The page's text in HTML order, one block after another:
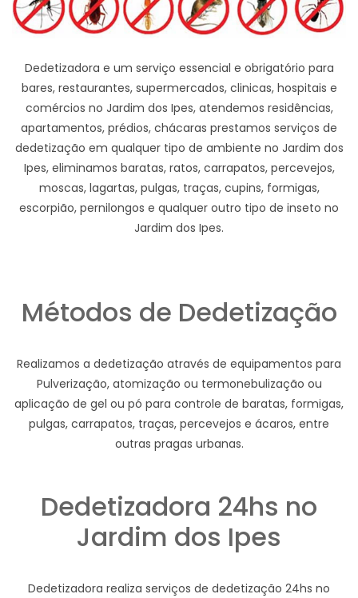
Dedetizadora e um serviço essencial e obrigatório para
bares, restaurantes, supermercados, clinicas, hospitais e
comércios no Jardim dos Ipes, atendemos residências,
apartamentos, prédios, chácaras prestamos serviços de
dedetização em qualquer tipo de ambiente no Jardim dos
Ipes, eliminamos baratas, ratos, carrapatos, percevejos,
moscas, lagartas, pulgas, traças, cupins, formigas,
escorpião, pernilongos e qualquer outro tipo de inseto no
Jardim dos Ipes.
Métodos de Dedetização
Realizamos a dedetização através de equipamentos para
Pulverização, atomização ou termonebulização ou
aplicação de gel ou pó para controle de baratas, formigas,
pulgas, carrapatos, traças, percevejos e ácaros, entre
outras pragas urbanas.
Dedetizadora 24hs no
Jardim dos Ipes
Dedetizadora realiza serviços de dedetização 24hs no